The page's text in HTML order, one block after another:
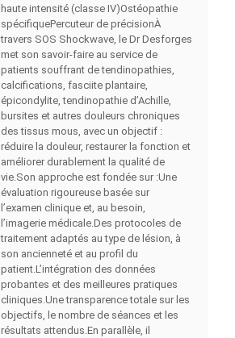
haute intensité (classe IV)Ostéopathie
spécifiquePercuteur de précisionÀ
travers SOS Shockwave, le Dr Desforges
met son savoir-faire au service de
patients souffrant de tendinopathies,
calcifications, fasciite plantaire,
épicondylite, tendinopathie d’Achille,
bursites et autres douleurs chroniques
des tissus mous, avec un objectif :
réduire la douleur, restaurer la fonction et
améliorer durablement la qualité de
vie.Son approche est fondée sur :Une
évaluation rigoureuse basée sur
l’examen clinique et, au besoin,
l’imagerie médicale.Des protocoles de
traitement adaptés au type de lésion, à
son ancienneté et au profil du
patient.L’intégration des données
probantes et des meilleures pratiques
cliniques.Une transparence totale sur les
objectifs, le nombre de séances et les
résultats attendus.En parallèle, il